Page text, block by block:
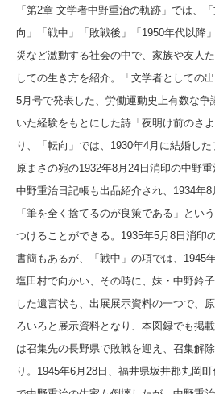
「第2章 文学者中野重治の軌跡」では、
向」「戦中」「敗戦後」「1950年代以降
災など激動する社会の中で、家族や友人
しての生き方を紹介。「文学者としての
5月号で発表した、労働運動史上有数な争
いた経験をもとにした詩「夜明け前のさ
り、「転向」では、1930年4月に結婚した
原まさの宛の1932年8月24日消印の中野
中野重治日記帳も出品紹介され、1934年
「筆を全く捨てるのが良策である」とい
つけることができる。1935年5月8日消印
書簡もあるが、「戦中」の項では、1945
塩田村で向かい、その時に、妹・中野鈴
した遺言状も、出展展示資料の一つで、
ろいろと展示資料となり、本図録でも掲
は召集先の長野県で敗戦を迎え、召集解
り。1945年6月28日、福井県坂井郡丸岡